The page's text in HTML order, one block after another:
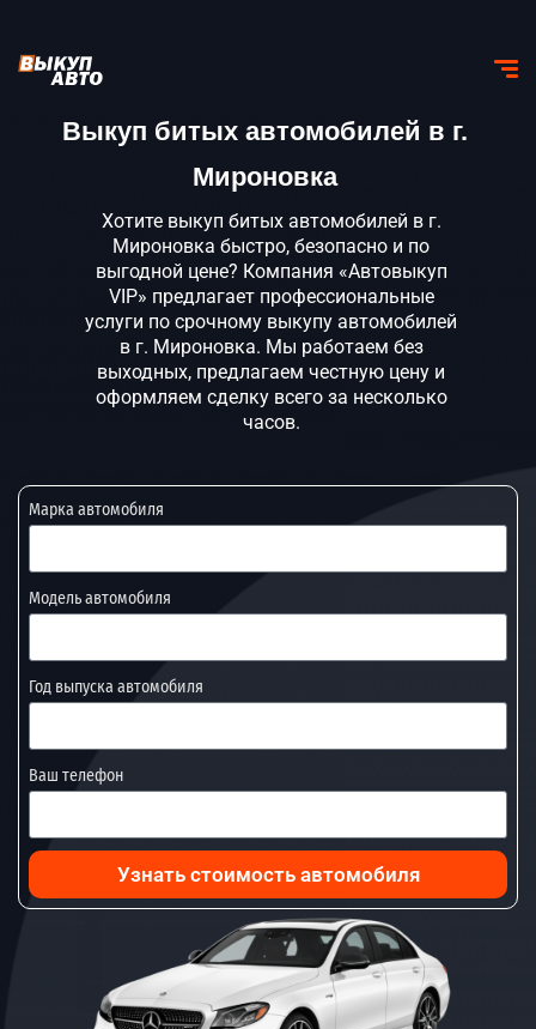
Выкуп битых автомобилей в г.
Мироновка
Хотите выкуп битых автомобилей в г.
Мироновка быстро, безопасно и по
выгодной цене? Компания «Автовыкуп
VIP» предлагает профессиональные
услуги по срочному выкупу автомобилей
в г. Мироновка. Мы работаем без
выходных, предлагаем честную цену и
оформляем сделку всего за несколько
часов.
Марка автомобиля
Модель автомобиля
Год выпуска автомобиля
Ваш телефон
Узнать стоимость автомобиля